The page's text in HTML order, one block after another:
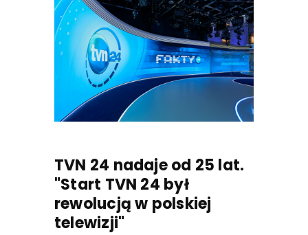
TVN 24 nadaje od 25 lat.
"Start TVN 24 był
rewolucją w polskiej
telewizji"